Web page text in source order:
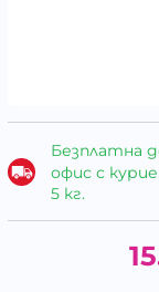
Безплатна
офис с
5 кг.